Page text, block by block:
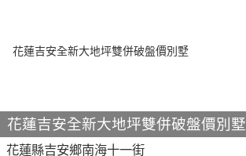
花蓮吉安全新大地坪雙併破盤價別墅
花蓮縣吉安鄉南海十一街